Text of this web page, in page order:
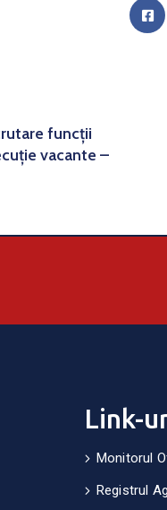
funcții
vacante –
Link-
Monitorul
Registrul